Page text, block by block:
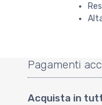
Pagamenti
Acquista in